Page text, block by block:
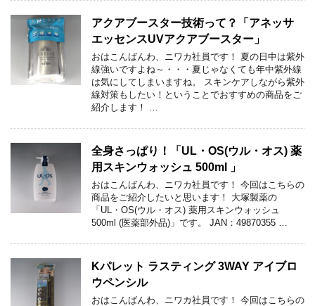
アクアブースター技術って？「アネッサ
エッセンスUVアクアブースター」
おはこんばんわ、ニワカ社員です！ 夏の日中は紫外
線強いですよね～・・・夏じゃなくても年中紫外線
は気にしてしまいますね。 スキンケアしながら紫外
線対策もしたい！ということでおすすめの商品をご
紹介します！ …
全身さっぱり！「UL・OS(ウル・オス) 薬
用スキンウォッシュ 500ml 」
おはこんばんわ、ニワカ社員です！ 今回はこちらの
商品をご紹介したいと思います！ 大塚製薬の
「UL・OS(ウル・オス) 薬用スキンウォッシュ
500ml (医薬部外品)」です。 JAN：49870355 …
Kパレット ラスティング 3WAY アイブロ
ウペンシル
おはこんばんわ、ニワカ社員です！ 今回はこちらの